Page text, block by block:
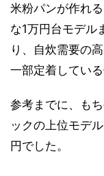
米粉パンが作れ
な1万円台モデル
り、自炊需要の
一部定着してい
参考までに、も
ックの上位モデ
円でした。